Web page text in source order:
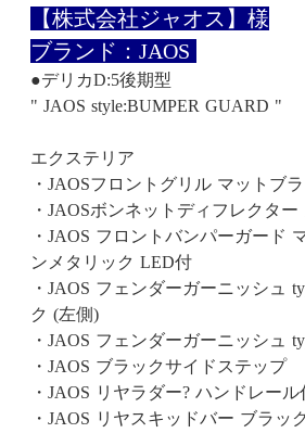
【株式会社ジャオス】様
ブランド：JAOS
●デリカD:5後期型
" JAOS style:BUMPER GUARD "
エクステリア
・JAOSフロントグリル マットブ
・JAOSボンネットディフレクタ
・JAOS フロントバンパーガード
ンメタリック LED付
・JAOS フェンダーガーニッシュ
ク (左側)
・JAOS フェンダーガーニッシュ
・JAOS ブラックサイドステップ
・JAOS リヤラダー? ハンドレール
・JAOS リヤスキッドバー ブラッ